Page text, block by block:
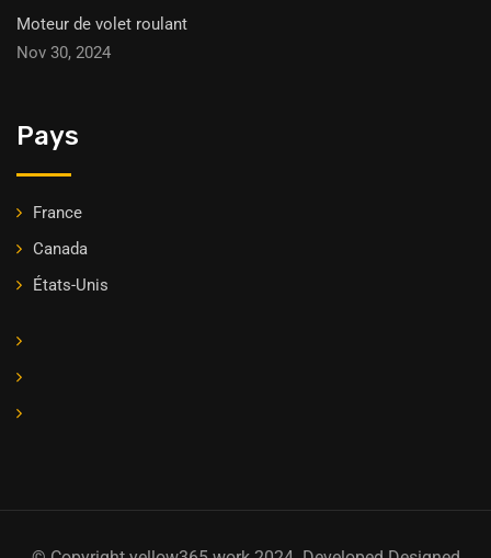
Moteur de volet roulant
Nov 30, 2024
Pays
France
Canada
États-Unis